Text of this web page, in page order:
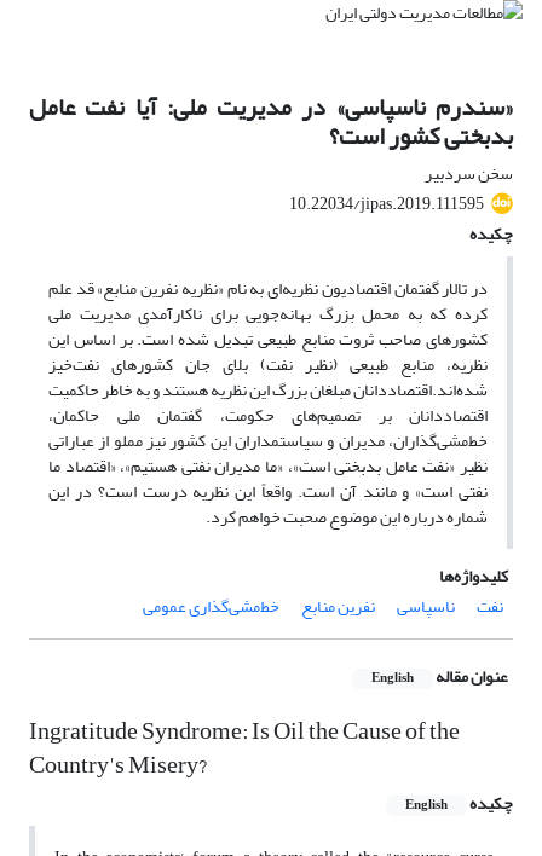
«سندرم ناسپاسی» در مدیریت ملی: آیا نفت عامل
بدبختی کشور است؟
سخن سردبیر
10.22034/jipas.2019.111595
چکیده
در تالار گفتمان اقتصادیون نظریه‌ای به‌ نام «نظریه نفرین منابع‌» قد علم
کرده که به محمل بزرگ بهانه‌جویی برای ناکارآمدی مدیریت ملی
کشورهای صاحب ثروت منابع طبیعی تبدیل شده است. بر اساس این
نظریه، منابع طبیعی (نظیر نفت) بلای جان کشورهای نفت‌خیز
شده‌اند.اقتصاددانان مبلغان بزرگ این نظریه هستند و به خاطر حاکمیت
اقتصاددانان بر تصمیم‌های حکومت، گفتمان ملی حاکمان،
خط‌مشی‌گذاران، مدیران و سیاستمداران این کشور نیز مملو از عباراتی
نظیر «نفت عامل بدبختی است»‌، «ما مدیران نفتی هستیم‌»، «اقتصاد ما
نفتی است» و مانند آن است. واقعاً این نظریه درست است؟ در این
شماره درباره این موضوع صحبت خواهم کرد.
کلیدواژه‌ها
نفت
ناسپاسی نفرین منابع خط‌مشی‌گذاری عمومی
عنوان مقاله English
Ingratitude Syndrome: Is Oil the Cause of the
Country's Misery?
چکیده English